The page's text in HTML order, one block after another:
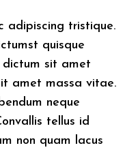
adipiscing tristique.
quisque
sit amet
amet massa vitae.
neque
tellus id
non quam lacus